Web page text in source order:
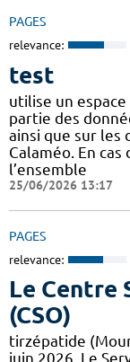
PAGES
relevance:
test
utilise un
partie des
ainsi que sur les
Calaméo. En
l’ensemble
25/06/2026 13:17
PAGES
relevance:
Le Centre
(CSO)
tirzépatide
juin 2026. Le